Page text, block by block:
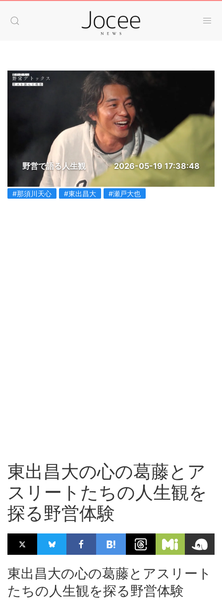
野営で語る人生観 2026-05-19 17:38:48
#那須川天心 #東出昌大 #瀬戸大也
東出昌大の心の葛藤とア
スリートたちの人生観を
探る野営体験
東出昌大の心の葛藤とアスリート
たちの人生観を探る野営体験